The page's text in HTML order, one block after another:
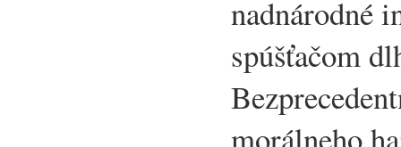
nadnárodné
spúšťačom